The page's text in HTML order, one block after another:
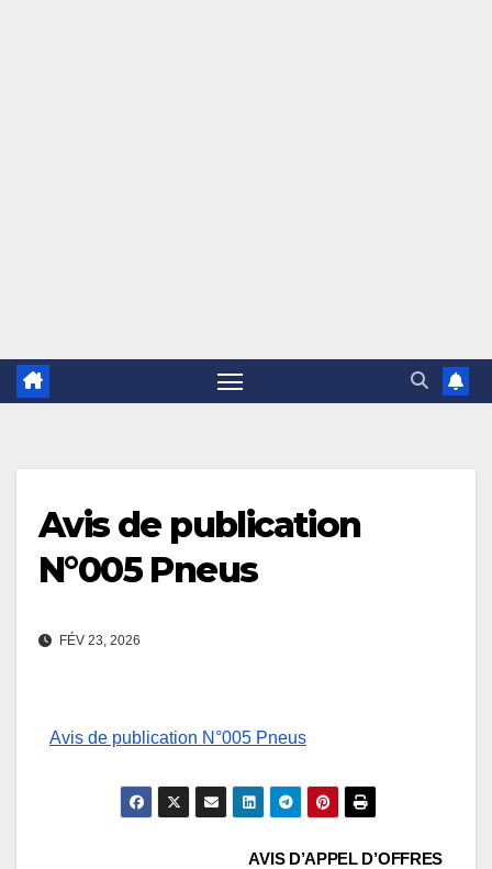
Avis de publication
N°005 Pneus
FÉV 23, 2026
Avis de publication N°005 Pneus
AVIS D’APPEL D’OFFRES